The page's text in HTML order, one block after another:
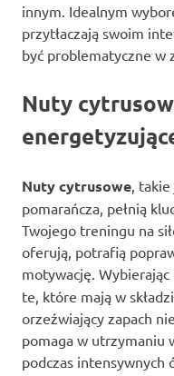
innym. Idealnym
przytłaczają swoim
być problematyczne w
Nuty
Nuty cytrusowe,
pomarańcza, pełnią
Twojego treningu na
oferują, potrafią
motywację. Wybierając
te, które mają w
orzeźwiający zapach
pomaga w utrzymaniu
podczas intensywnych